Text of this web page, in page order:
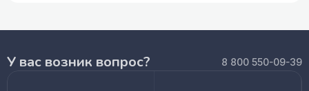
У вас возник вопрос? 8 800 550-09-39